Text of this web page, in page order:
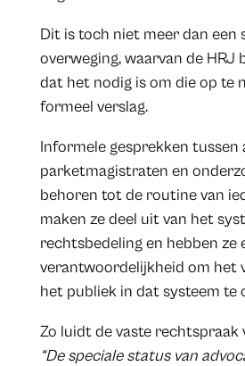
Dit is toch niet meer dan een
overweging, waarvan de HRJ
dat het nodig is om die op te
formeel verslag.
Informele gesprekken tussen
parketmagistraten en
behoren tot de routine van
maken ze deel uit van het
rechtsbedeling en hebben ze
verantwoordelijkheid om het
het publiek in dat systeem te
Zo luidt de vaste rechtspraak
“De speciale status van